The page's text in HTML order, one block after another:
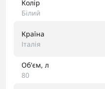
Колір
Білий
Країна
Італія
Об'єм, л
80